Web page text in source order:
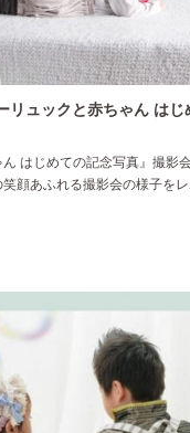
リュックと赤ちゃん は
ん はじめての記念写真』撮影
顔あふれる撮影会の様子を